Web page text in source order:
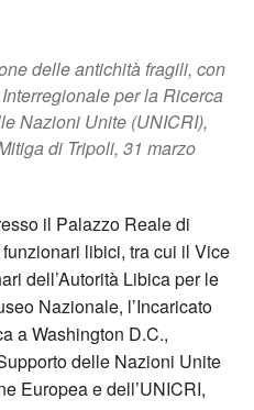
delle antichità fragili, con
per la Ricerca
Nazioni Unite (UNICRI),
di Tripoli, 31 marzo
il Palazzo Reale di
libici, tra cui il Vice
dell’Autorità Libica per le
Nazionale, l’Incaricato
a Washington D.C.,
delle Nazioni Unite
Europea e dell’UNICRI,